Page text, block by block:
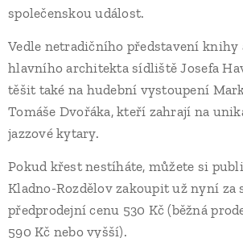
společenskou událost.
Vedle netradičního představení knihy
hlavního architekta sídliště Josefa
těšit také na hudební vystoupení
Tomáše Dvořáka, kteří zahrají na
jazzové kytary.
Pokud křest nestíháte, můžete si
Kladno-Rozdělov zakoupit už nyní za
předprodejní cenu 530 Kč (běžná
590 Kč nebo vyšší).